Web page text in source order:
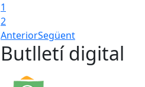
1
2
AnteriorSegüent
Butlletí digital